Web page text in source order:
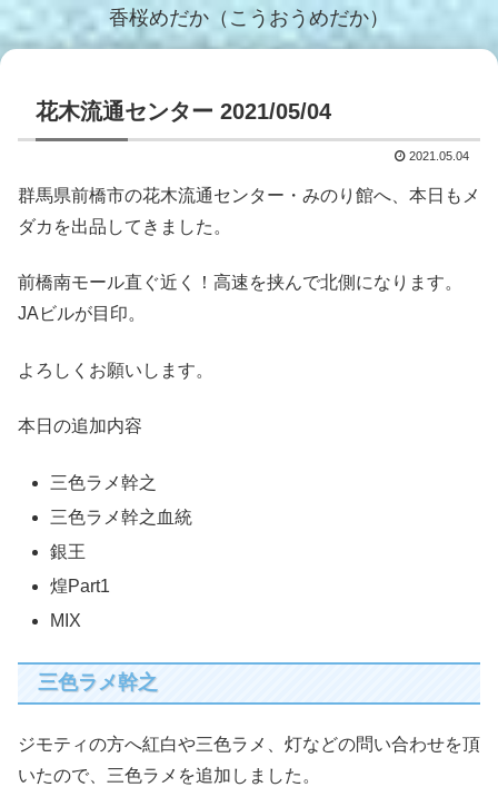
香桜めだか（こうおうめだか）
花木流通センター 2021/05/04
2021.05.04
群馬県前橋市の花木流通センター・みのり館へ、本日もメ
ダカを出品してきました。
前橋南モール直ぐ近く！高速を挟んで北側になります。
JAビルが目印。
よろしくお願いします。
本日の追加内容
三色ラメ幹之
三色ラメ幹之血統
銀王
煌Part1
MIX
三色ラメ幹之
ジモティの方へ紅白や三色ラメ、灯などの問い合わせを頂
いたので、三色ラメを追加しました。